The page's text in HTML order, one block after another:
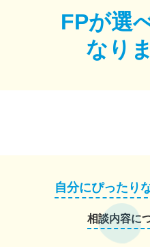
FPが選
なり
自分にぴったり
相談内容に